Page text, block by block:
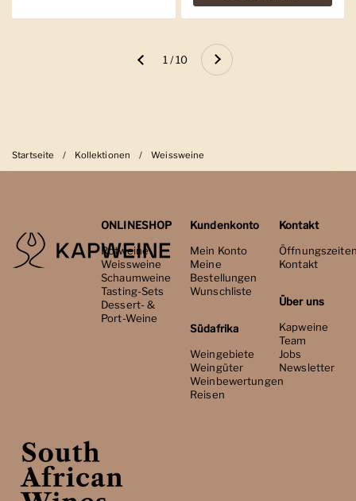
Zurück 1 / 10 Weiter
Startseite / Kollektionen / Weissweine
ONLINESHOP
Rotweine
Weissweine
Schaumweine
Tasting-Sets
Dessert- &
Port-Weine
Kundenkonto
Mein Konto
Meine
Bestellungen
Wunschliste
Südafrika
Weingebiete
Weingüter
Weinbewertungen
Reisen
Kontakt
Kontakt
Über uns
Kapweine
Team
Jobs
Newsletter